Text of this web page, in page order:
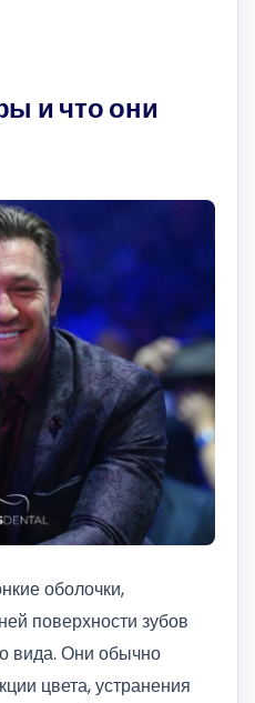
и что они
оболочки,
поверхности зубов
вида. Они обычно
цвета, устранения